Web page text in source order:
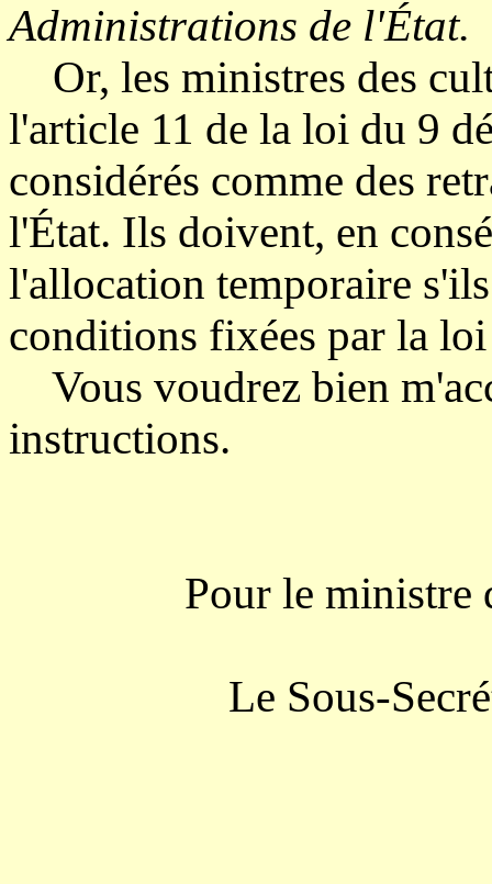
Administrations de l'État.
Or, les ministres des
l'article 11 de la loi du 9
considérés comme des
l'État. Ils doivent, en
l'allocation temporaire
conditions fixées par la
Vous voudrez bien
instructions.
Pour le ministre de
Le Sous-